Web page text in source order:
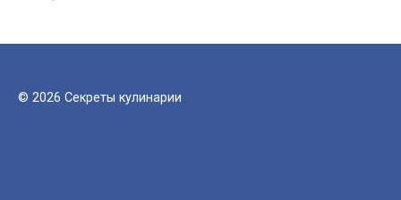
© 2026 Секреты кулинарии